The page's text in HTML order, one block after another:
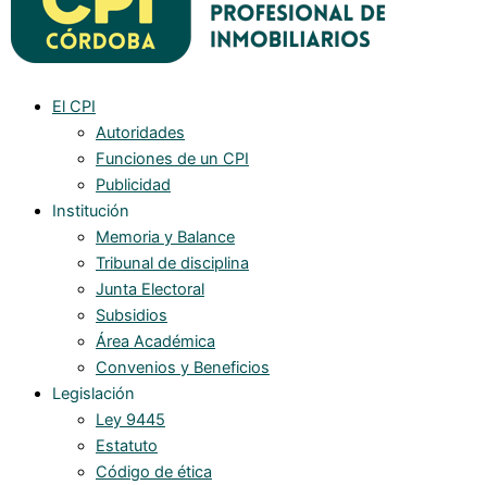
El CPI
Autoridades
Funciones de un CPI
Publicidad
Institución
Memoria y Balance
Tribunal de disciplina
Junta Electoral
Subsidios
Área Académica
Convenios y Beneficios
Legislación
Ley 9445
Estatuto
Código de ética